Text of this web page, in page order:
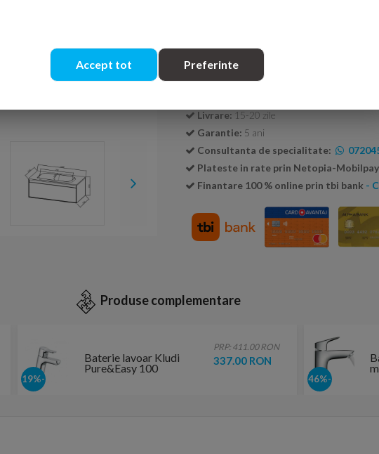
Cantitate:
Transport GRATUIT la comenzi peste
Livrare: 15-20 zile
Garantie: 5 ani
Consultanta de specialitate:
Plateste in rate prin Netopia-Mobilpay
Finantare 100 % online prin tbi bank -
Produse complementare
-46%
-19%
Baterie lavoar Kludi
Pure&Easy 100
PRP: 411.00 RON
337.00 RON
Accept tot Preferinte